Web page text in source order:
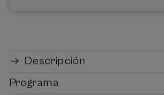
Descripción
Programa